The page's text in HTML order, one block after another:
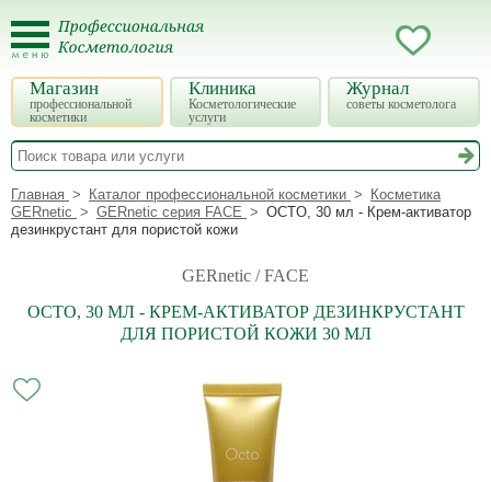
Магазин
профессиональной
косметики
Клиника
Косметологические
услуги
Журнал
советы косметолога
Главная Каталог профессиональной косметики
Косметика
GERnetic
GERnetic серия FACE
OCTO, 30 мл - Крем-активатор
дезинкрустант для пористой кожи
GERnetic / FACE
OCTO, 30 МЛ - КРЕМ-АКТИВАТОР ДЕЗИНКРУСТАНТ
ДЛЯ ПОРИСТОЙ КОЖИ 30 МЛ